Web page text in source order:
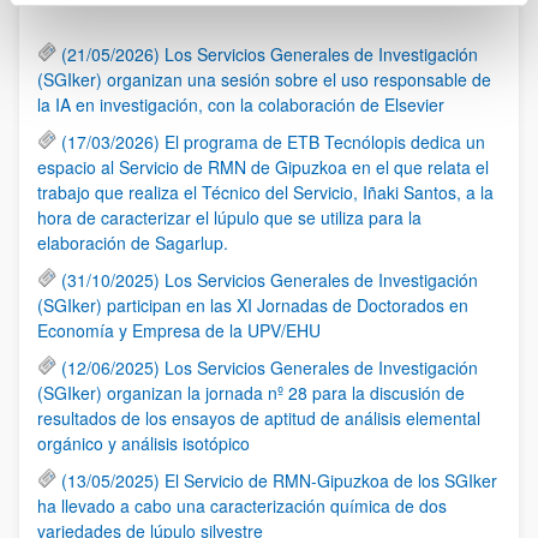
(21/05/2026) Los Servicios Generales de Investigación
(SGIker) organizan una sesión sobre el uso responsable de
la IA en investigación, con la colaboración de Elsevier
(17/03/2026) El programa de ETB Tecnólopis dedica un
espacio al Servicio de RMN de Gipuzkoa en el que relata el
trabajo que realiza el Técnico del Servicio, Iñaki Santos, a la
hora de caracterizar el lúpulo que se utiliza para la
elaboración de Sagarlup.
(31/10/2025) Los Servicios Generales de Investigación
(SGIker) participan en las XI Jornadas de Doctorados en
Economía y Empresa de la UPV/EHU
(12/06/2025) Los Servicios Generales de Investigación
(SGIker) organizan la jornada nº 28 para la discusión de
resultados de los ensayos de aptitud de análisis elemental
orgánico y análisis isotópico
(13/05/2025) El Servicio de RMN-Gipuzkoa de los SGIker
ha llevado a cabo una caracterización química de dos
variedades de lúpulo silvestre